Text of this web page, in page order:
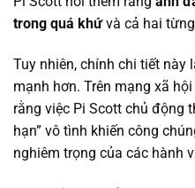
trong quá khứvà cả hai
Tuy nhiên, chính chi tiết này
mạnh hơn. Trên mạng xã
rằng việc Pi Scott chủ động
hạn” vô tình khiến công
nghiêm trọng của các hành